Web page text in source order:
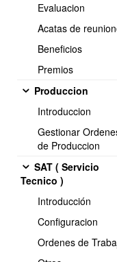
Evaluacion
Acatas de
Beneficios
Premios
Produccion
Introduccion
Gestionar
de Produccion
SAT ( Servicio
Tecnico )
Introducción
Configuracion
Ordenes de